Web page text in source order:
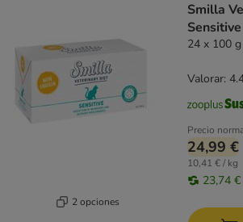
2 opciones
Smilla
24 x 100
Precio
24,99 €
10,41 € / kg
23,74 €
Valorar: